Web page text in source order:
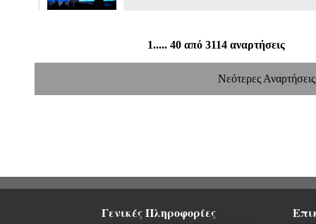
1..... 40 από 3114 αναρτήσεις
Νεότερες Αναρτήσεις
Γενικές Πληροφορίες